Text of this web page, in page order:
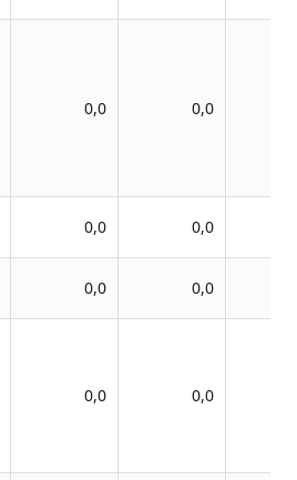
0,0 0,0
0,0 0,0
0,0 0,0
0,0 0,0